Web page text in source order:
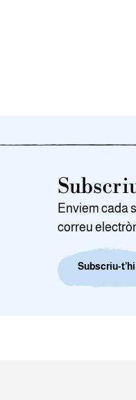
Enviem cada
correu
Subscriu-t’hi